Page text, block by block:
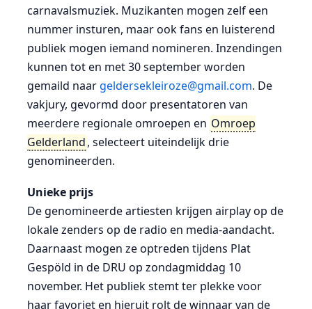
carnavalsmuziek. Muzikanten mogen zelf een
nummer insturen, maar ook fans en luisterend
publiek mogen iemand nomineren. Inzendingen
kunnen tot en met 30 september worden
gemaild naar geldersekleiroze@gmail.com. De
vakjury, gevormd door presentatoren van
meerdere regionale omroepen en Omroep
Gelderland, selecteert uiteindelijk drie
genomineerden.
Unieke prijs
De genomineerde artiesten krijgen airplay op de
lokale zenders op de radio en media-aandacht.
Daarnaast mogen ze optreden tijdens Plat
Gespöld in de DRU op zondagmiddag 10
november. Het publiek stemt ter plekke voor
haar favoriet en hieruit rolt de winnaar van de